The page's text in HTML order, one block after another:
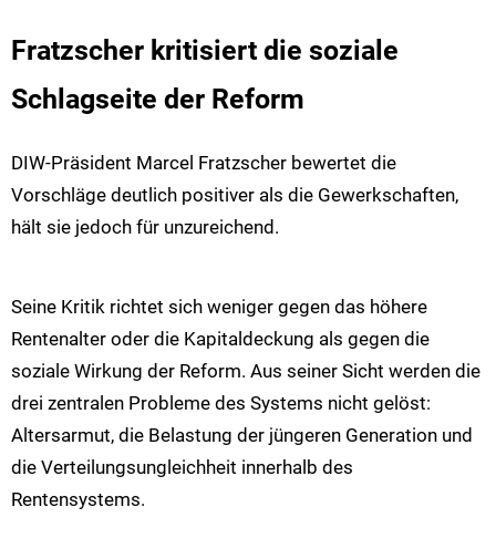
Fratzscher kritisiert die soziale
Schlagseite der Reform
DIW-Präsident Marcel Fratzscher bewertet die
Vorschläge deutlich positiver als die Gewerkschaften,
hält sie jedoch für unzureichend.
Seine Kritik richtet sich weniger gegen das höhere
Rentenalter oder die Kapitaldeckung als gegen die
soziale Wirkung der Reform. Aus seiner Sicht werden die
drei zentralen Probleme des Systems nicht gelöst:
Altersarmut, die Belastung der jüngeren Generation und
die Verteilungsungleichheit innerhalb des
Rentensystems.